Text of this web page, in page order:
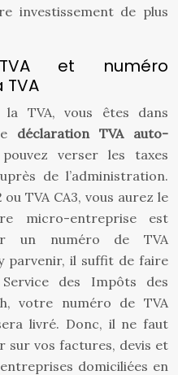
investissement de plus
et numéro
TVA, vous êtes dans
déclaration TVA auto-
verser les taxes
de l’administration.
TVA CA3, vous aurez le
micro-entreprise est
un numéro de TVA
parvenir, il suffit de faire
des Impôts des
votre numéro de TVA
livré. Donc, il ne faut
sur vos factures, devis et
domiciliées en